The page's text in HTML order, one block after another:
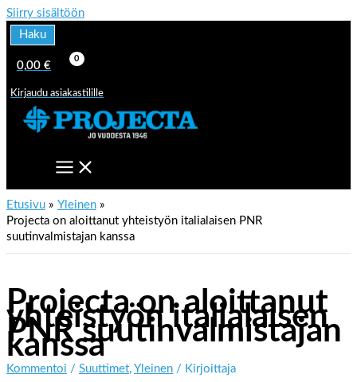
Siirry sisältöön
Haku
0,00 €
Kirjaudu asiakastilille
Etusivu
Yleinen
Projecta on aloittanut yhteistyön italialaisen PNR
suutinvalmistajan kanssa
Projecta on aloittanut
yhteistyön italialaisen
PNR suutinvalmistajan
kanssa
Kommentoi / Suuttimet, Yleinen / Kirjoittaja